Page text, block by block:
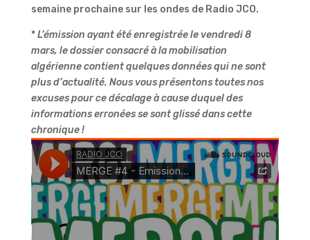
semaine prochaine sur les ondes de Radio JCO.
*L’émission ayant été enregistrée le vendredi 8
mars, le dossier consacré à la mobilisation
algérienne contient quelques données qui ne sont
plus d’actualité. Nous vous présentons toutes nos
excuses pour ce décalage à cause duquel des
informations erronées se sont glissé dans cette
chronique !